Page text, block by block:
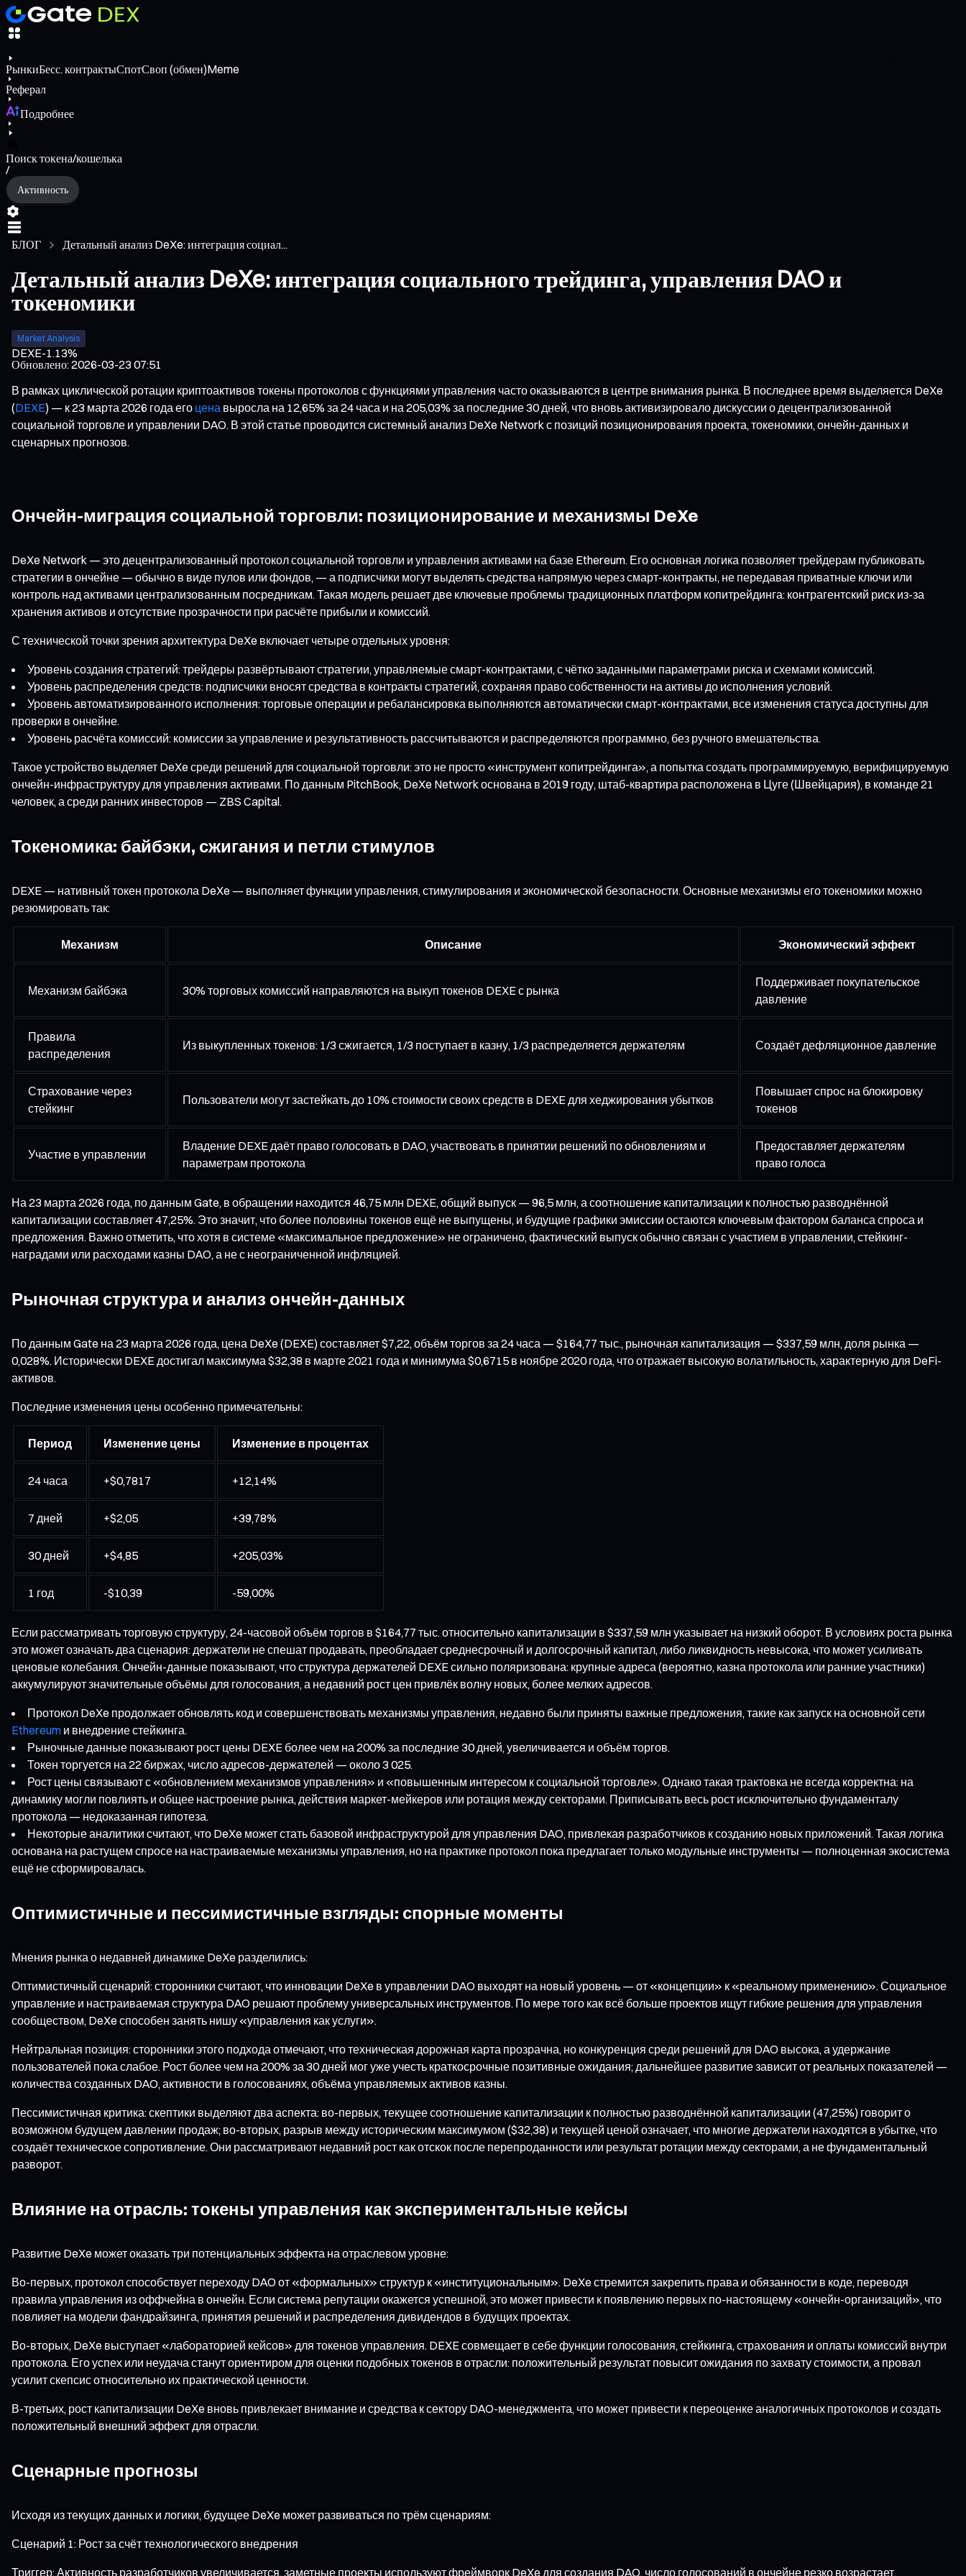
РынкиБесс. контрактыСпотСвоп (обмен)Meme
Реферал
Подробнее
Поиск токена/кошелька
/
Активность
БЛОГ Детальный анализ DeXe: интеграция социал...
Детальный анализ DeXe: интеграция социального трейдинга, управления DAO и
токеномики
Market Analysis
DEXE-1.13%
Обновлено:2026-03-23 07:51
В рамках циклической ротации криптоактивов токены протоколов с функциями управления часто оказываются в центре внимания рынка. В последнее время выделяется DeXe
(DEXE) — к 23 марта 2026 года его цена выросла на 12,65% за 24 часа и на 205,03% за последние 30 дней, что вновь активизировало дискуссии о децентрализованной
социальной торговле и управлении DAO. В этой статье проводится системный анализ DeXe Network с позиций позиционирования проекта, токеномики, ончейн-данных и
сценарных прогнозов.
Ончейн-миграция социальной торговли: позиционирование и механизмы DeXe
DeXe Network — это децентрализованный протокол социальной торговли и управления активами на базе Ethereum. Его основная логика позволяет трейдерам публиковать
стратегии в ончейне — обычно в виде пулов или фондов, — а подписчики могут выделять средства напрямую через смарт-контракты, не передавая приватные ключи или
контроль над активами централизованным посредникам. Такая модель решает две ключевые проблемы традиционных платформ копитрейдинга: контрагентский риск из-за
хранения активов и отсутствие прозрачности при расчёте прибыли и комиссий.
С технической точки зрения архитектура DeXe включает четыре отдельных уровня:
Уровень создания стратегий: трейдеры развёртывают стратегии, управляемые смарт-контрактами, с чётко заданными параметрами риска и схемами комиссий.
Уровень распределения средств: подписчики вносят средства в контракты стратегий, сохраняя право собственности на активы до исполнения условий.
Уровень автоматизированного исполнения: торговые операции и ребалансировка выполняются автоматически смарт-контрактами, все изменения статуса доступны для
проверки в ончейне.
Уровень расчёта комиссий: комиссии за управление и результативность рассчитываются и распределяются программно, без ручного вмешательства.
Такое устройство выделяет DeXe среди решений для социальной торговли: это не просто «инструмент копитрейдинга», а попытка создать программируемую, верифицируемую
ончейн-инфраструктуру для управления активами. По данным PitchBook, DeXe Network основана в 2019 году, штаб-квартира расположена в Цуге (Швейцария), в команде 21
человек, а среди ранних инвесторов — ZBS Capital.
Токеномика: байбэки, сжигания и петли стимулов
DEXE — нативный токен протокола DeXe — выполняет функции управления, стимулирования и экономической безопасности. Основные механизмы его токеномики можно
резюмировать так:
Механизм Описание Экономический эффект
Механизм байбэка 30% торговых комиссий направляются на выкуп токенов DEXE с рынка
Поддерживает покупательское
давление
Правила
распределения
Из выкупленных токенов: 1/3 сжигается, 1/3 поступает в казну, 1/3 распределяется держателям Создаёт дефляционное давление
Страхование через
стейкинг
Пользователи могут застейкать до 10% стоимости своих средств в DEXE для хеджирования убытков
Повышает спрос на блокировку
токенов
Участие в управлении
Владение DEXE даёт право голосовать в DAO, участвовать в принятии решений по обновлениям и
параметрам протокола
Предоставляет держателям
право голоса
На 23 марта 2026 года, по данным Gate, в обращении находится 46,75 млн DEXE, общий выпуск — 96,5 млн, а соотношение капитализации к полностью разводнённой
капитализации составляет 47,25%. Это значит, что более половины токенов ещё не выпущены, и будущие графики эмиссии остаются ключевым фактором баланса спроса и
предложения. Важно отметить, что хотя в системе «максимальное предложение» не ограничено, фактический выпуск обычно связан с участием в управлении, стейкинг-
наградами или расходами казны DAO, а не с неограниченной инфляцией.
Рыночная структура и анализ ончейн-данных
По данным Gate на 23 марта 2026 года, цена DeXe (DEXE) составляет $7,22, объём торгов за 24 часа — $164,77 тыс., рыночная капитализация — $337,59 млн, доля рынка —
0,028%. Исторически DEXE достигал максимума $32,38 в марте 2021 года и минимума $0,6715 в ноябре 2020 года, что отражает высокую волатильность, характерную для DeFi-
активов.
Последние изменения цены особенно примечательны:
Период Изменение цены Изменение в процентах
24 часа +$0,7817 +12,14%
7 дней +$2,05 +39,78%
30 дней +$4,85 +205,03%
1 год -$10,39 -59,00%
Если рассматривать торговую структуру, 24-часовой объём торгов в $164,77 тыс. относительно капитализации в $337,59 млн указывает на низкий оборот. В условиях роста рынка
это может означать два сценария: держатели не спешат продавать, преобладает среднесрочный и долгосрочный капитал, либо ликвидность невысока, что может усиливать
ценовые колебания. Ончейн-данные показывают, что структура держателей DEXE сильно поляризована: крупные адреса (вероятно, казна протокола или ранние участники)
аккумулируют значительные объёмы для голосования, а недавний рост цен привлёк волну новых, более мелких адресов.
Протокол DeXe продолжает обновлять код и совершенствовать механизмы управления, недавно были приняты важные предложения, такие как запуск на основной сети
Ethereum и внедрение стейкинга.
Рыночные данные показывают рост цены DEXE более чем на 200% за последние 30 дней, увеличивается и объём торгов.
Токен торгуется на 22 биржах, число адресов-держателей — около 3 025.
Рост цены связывают с «обновлением механизмов управления» и «повышенным интересом к социальной торговле». Однако такая трактовка не всегда корректна: на
динамику могли повлиять и общее настроение рынка, действия маркет-мейкеров или ротация между секторами. Приписывать весь рост исключительно фундаменталу
протокола — недоказанная гипотеза.
Некоторые аналитики считают, что DeXe может стать базовой инфраструктурой для управления DAO, привлекая разработчиков к созданию новых приложений. Такая логика
основана на растущем спросе на настраиваемые механизмы управления, но на практике протокол пока предлагает только модульные инструменты — полноценная экосистема
ещё не сформировалась.
Оптимистичные и пессимистичные взгляды: спорные моменты
Мнения рынка о недавней динамике DeXe разделились:
Оптимистичный сценарий: сторонники считают, что инновации DeXe в управлении DAO выходят на новый уровень — от «концепции» к «реальному применению». Социальное
управление и настраиваемая структура DAO решают проблему универсальных инструментов. По мере того как всё больше проектов ищут гибкие решения для управления
сообществом, DeXe способен занять нишу «управления как услуги».
Нейтральная позиция: сторонники этого подхода отмечают, что техническая дорожная карта прозрачна, но конкуренция среди решений для DAO высока, а удержание
пользователей пока слабое. Рост более чем на 200% за 30 дней мог уже учесть краткосрочные позитивные ожидания; дальнейшее развитие зависит от реальных показателей —
количества созданных DAO, активности в голосованиях, объёма управляемых активов казны.
Пессимистичная критика: скептики выделяют два аспекта: во-первых, текущее соотношение капитализации к полностью разводнённой капитализации (47,25%) говорит о
возможном будущем давлении продаж; во-вторых, разрыв между историческим максимумом ($32,38) и текущей ценой означает, что многие держатели находятся в убытке, что
создаёт техническое сопротивление. Они рассматривают недавний рост как отскок после перепроданности или результат ротации между секторами, а не фундаментальный
разворот.
Влияние на отрасль: токены управления как экспериментальные кейсы
Развитие DeXe может оказать три потенциальных эффекта на отраслевом уровне:
Во-первых, протокол способствует переходу DAO от «формальных» структур к «институциональным». DeXe стремится закрепить права и обязанности в коде, переводя
правила управления из оффчейна в ончейн. Если система репутации окажется успешной, это может привести к появлению первых по-настоящему «ончейн-организаций», что
повлияет на модели фандрайзинга, принятия решений и распределения дивидендов в будущих проектах.
Во-вторых, DeXe выступает «лабораторией кейсов» для токенов управления. DEXE совмещает в себе функции голосования, стейкинга, страхования и оплаты комиссий внутри
протокола. Его успех или неудача станут ориентиром для оценки подобных токенов в отрасли: положительный результат повысит ожидания по захвату стоимости, а провал
усилит скепсис относительно их практической ценности.
В-третьих, рост капитализации DeXe вновь привлекает внимание и средства к сектору DAO-менеджмента, что может привести к переоценке аналогичных протоколов и создать
положительный внешний эффект для отрасли.
Сценарные прогнозы
Исходя из текущих данных и логики, будущее DeXe может развиваться по трём сценариям:
Сценарий 1: Рост за счёт технологического внедрения
Триггер: Активность разработчиков увеличивается, заметные проекты используют фреймворк DeXe для создания DAO, число голосований в ончейне резко возрастает.